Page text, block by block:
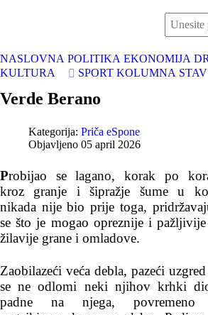
NASLOVNA POLITIKA EKONOMIJA
KULTURA
SPORT KOLUMNA STAV
Verde Berano
Kategorija: Priča eSpone
Objavljeno 05 april 2026
Probijao se lagano, korak po
kroz granje i šipražje šume u
nikada nije bio prije toga,
se što je mogao opreznije i
žilavije grane i omladove.
Zaobilazeći veća debla, pazeći
se ne odlomi neki njihov krhki
padne na njega, povremeno